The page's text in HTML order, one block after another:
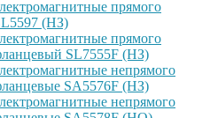
прямого
(НЗ)
прямого
SL7555F (НЗ)
непрямого
SA5576F (НЗ)
непрямого